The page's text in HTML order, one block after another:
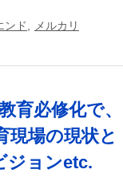
ンド メルカリ
育必修化で、
場の現状と
ジョンetc.